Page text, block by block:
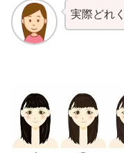
実際どれ